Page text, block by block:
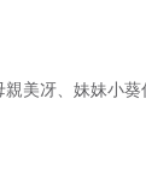
美冴、妹妹小葵